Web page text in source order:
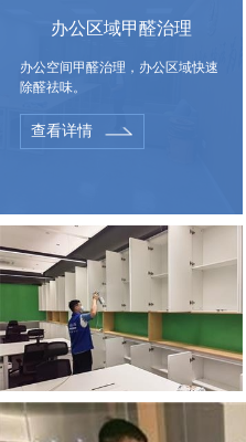
办公区域甲醛治理
办公空间甲醛治理，办公区域快速
除醛祛味。
查看详情